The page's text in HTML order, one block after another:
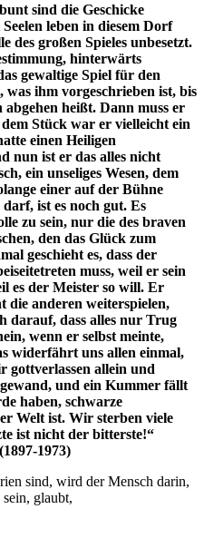
sind die Geschicke
leben in diesem Dorf
des großen Spieles unbesetzt.
hinterwärts
gewaltige Spiel für den
ihm vorgeschrieben ist, bis
heißt. Dann muss er
Stück war er vielleicht ein
einen Heiligen
nun ist er das alles nicht
ein unseliges Wesen, dem
einer auf der Bühne
ist es noch gut. Es
zu sein, nur die des braven
den das Glück zum
geschieht es, dass der
muss, weil er sein
es der Meister so will. Er
die anderen weiterspielen,
darauf, dass alles nur Trug
wenn er selbst meinte,
widerfährt uns allen einmal,
gottverlassen allein und
und ein Kummer fällt
haben, schwarze
Welt ist. Wir sterben viele
ist nicht der bitterste!“
1973)
sind, wird der Mensch darin,
glaubt,